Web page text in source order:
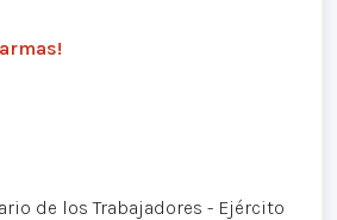
de los Trabajadores - Ejército